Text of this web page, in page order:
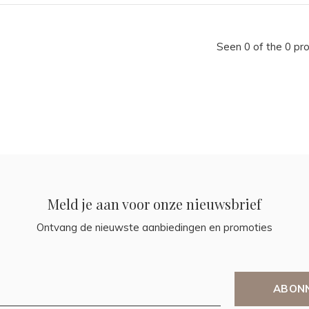
Seen 0 of the 0
Meld je aan voor onze nieuwsbrief
Ontvang de nieuwste aanbiedingen en promoties